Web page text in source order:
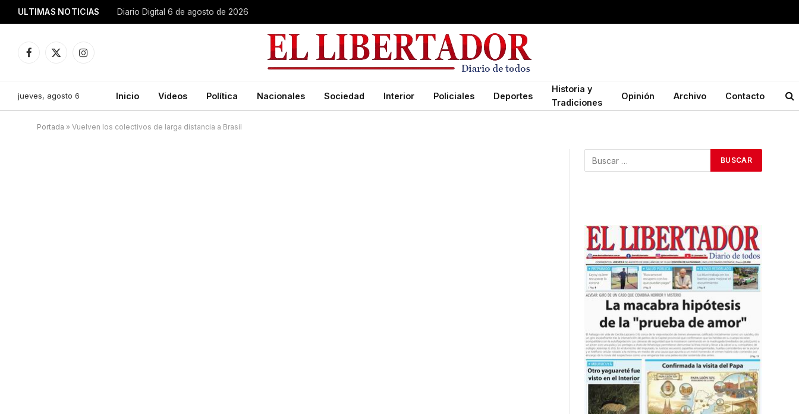
ULTIMAS NOTICIAS Diario Digital 6 de agosto de 2026
Facebook
X
Instagram
jueves, agosto 6 Inicio Videos Política Nacionales Sociedad Interior Policiales Deportes
Historia y
Tradiciones
Opinión Archivo Contacto
Portada » Vuelven los colectivos de larga distancia a Brasil